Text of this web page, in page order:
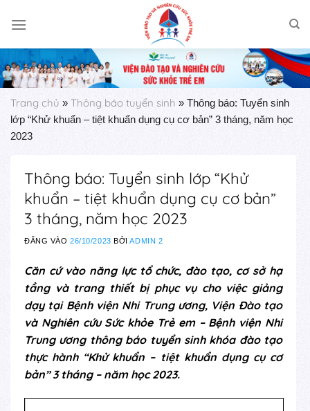
Trang chủ » Thông báo tuyển sinh » Thông báo: Tuyển sinh
lớp “Khử khuẩn – tiệt khuẩn dụng cụ cơ bản” 3 tháng, năm học
2023
Thông báo: Tuyển sinh lớp “Khử
khuẩn – tiệt khuẩn dụng cụ cơ bản”
3 tháng, năm học 2023
ĐĂNG VÀO26/10/2023 BỞIADMIN 2
Căn cứ vào năng lực tổ chức, đào tạo, cơ sở hạ
tầng và trang thiết bị phục vụ cho việc giảng
dạy tại Bệnh viện Nhi Trung ương, Viện Đào tạo
và Nghiên cứu Sức khỏe Trẻ em – Bệnh viện Nhi
Trung ương thông báo tuyển sinh khóa đào tạo
thực hành “Khử khuẩn – tiệt khuẩn dụng cụ cơ
bản” 3 tháng – năm học 2023.